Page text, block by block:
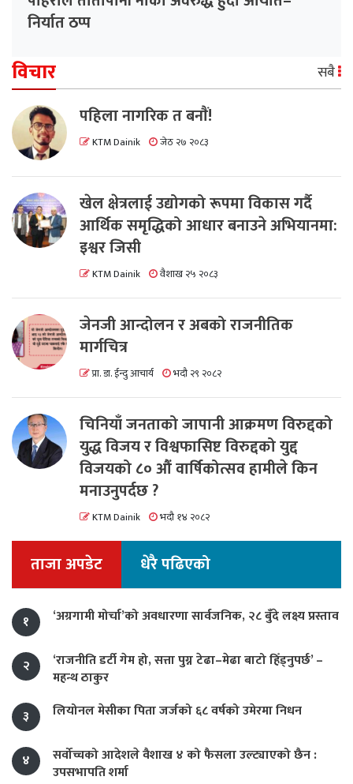
निर्यात ठप्प
विचार सबै
पहिला नागरिक त बनाैं!
KTM Dainik जेठ २७ २०८३
खेल क्षेत्रलाई उद्योगको रूपमा विकास गर्दै
आर्थिक समृद्धिको आधार बनाउने अभियानमा:
इश्वर जिसी
KTM Dainik वैशाख २५ २०८३
जेनजी आन्दोलन र अबको राजनीतिक
मार्गचित्र
प्रा. डा. ईन्दु आचार्य भदौ २९ २०८२
चिनियाँ जनताको जापानी आक्रमण विरुद्दको
युद्ध विजय र विश्वफासिष्ट विरुद्दको युद्द
विजयको ८० औं वार्षिकोत्सव हामीले किन
मनाउनुपर्दछ ?
KTM Dainik भदौ १४ २०८२
ताजा अपडेट धेरै पढिएको
१ ‘अग्रगामी मोर्चा’को अवधारणा सार्वजनिक, २८ बुँदे लक्ष्य प्रस्ताव
२
‘राजनीति डर्टी गेम हो, सत्ता पुग्न टेढा–मेढा बाटो हिँड्नुपर्छ’ –
महन्थ ठाकुर
३
लियोनल मेसीका पिता जर्जको ६८ वर्षको उमेरमा निधन
४
सर्वोच्चको आदेशले वैशाख ४ को फैसला उल्ट्याएको छैन :
उपसभापति शर्मा